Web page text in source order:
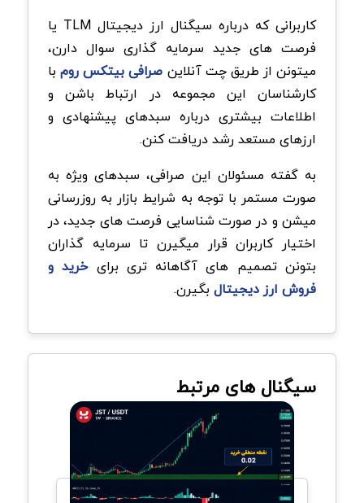
کاربرانی که درباره سیگنال ارز دیجیتال TLM یا
فرصت های جدید سرمایه گذاری سوال دارن،
میتونن از طریق چت آنلاین صرافی بیتکس رومبا
کارشناسان این مجموعه در ارتباط باشن و
اطلاعات بیشتری درباره سبدهای پیشنهادی و
ارزهای مستعد رشد دریافت کنن.
به گفته مسئولان این صرافی، سبدهای ویژه به
صورت مستمر با توجه به شرایط بازار به روزرسانی
میشن و در صورت شناسایی فرصت های جدید، در
اختیار کاربران قرار میگیرن تا سرمایه گذاران
بتونن تصمیم های آگاهانه تری برایخرید و
فروش ارز دیجیتال بگیرن.
سیگنال های مرتبط